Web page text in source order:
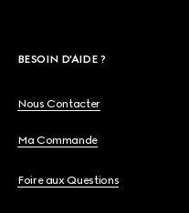
BESOIN D'AIDE ?
Nous Contacter
Ma Commande
Foire aux Questions